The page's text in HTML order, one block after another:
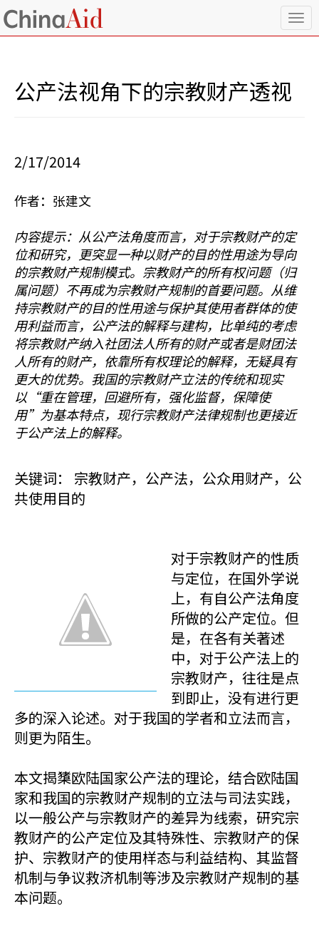
T
o
n
公产法视角下的宗教财产透视
2/17/2014
作者：张建文
内容提示：从公产法角度而言，对于宗教财产的定
位和研究，更突显一种以财产的目的性用途为导向
的宗教财产规制模式。宗教财产的所有权问题（归
属问题）不再成为宗教财产规制的首要问题。从维
持宗教财产的目的性用途与保护其使用者群体的使
用利益而言，公产法的解释与建构，比单纯的考虑
将宗教财产纳入社团法人所有的财产或者是财团法
人所有的财产，依靠所有权理论的解释，无疑具有
更大的优势。我国的宗教财产立法的传统和现实
以“重在管理，回避所有，强化监督，保障使
用”为基本特点，现行宗教财产法律规制也更接近
于公产法上的解释。
关键词： 宗教财产，公产法，公众用财产，公
共使用目的
对于宗教财产的性质
与定位，在国外学说
上，有自公产法角度
所做的公产定位。但
是，在各有关著述
中，对于公产法上的
宗教财产，往往是点
到即止，没有进行更
多的深入论述。对于我国的学者和立法而言，
则更为陌生。
本文揭橥欧陆国家公产法的理论，结合欧陆国
家和我国的宗教财产规制的立法与司法实践，
以一般公产与宗教财产的差异为线索，研究宗
教财产的公产定位及其特殊性、宗教财产的保
护、宗教财产的使用样态与利益结构、其监督
机制与争议救济机制等涉及宗教财产规制的基
本问题。